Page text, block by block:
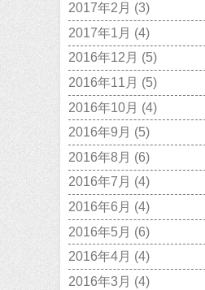
2017年2月 (3)
2017年1月 (4)
2016年12月 (5)
2016年11月 (5)
2016年10月 (4)
2016年9月 (5)
2016年8月 (6)
2016年7月 (4)
2016年6月 (4)
2016年5月 (6)
2016年4月 (4)
2016年3月 (4)